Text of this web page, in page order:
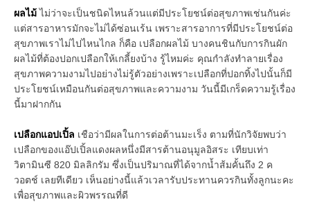
ผลไม้ไม่ว่าจะเป็นชนิดไหนล้วนแต่มีประโยชน์ต่อสุขภาพเช่นกันค่ะ
แต่สารอาหารมักจะไม่ได้ซ่อนเร้น เพราะสารอาการที่มีประโยชน์ต่อ
สุขภาพเราไม่ไปไหนไกล ก็คือ เปลือกผลไม้ บางคนชินกับการกินผัก
ผลไม้ที่ต้องปอกเปลือกให้เกลี้ยงบ้าง รู้ไหมค่ะ คุณกำลังทำลายเรื่อง
สุขภาพความงามไปอย่างไม่รู้ตัวอย่างเพราะเปลือกที่ปอกทิ้งไปนั้นก็มี
ประโยชน์เหมือนกันต่อสุขภาพและความงาม วันนี้มีเกร็ดความรู้เรื่อง
นี้มาฝากกัน
เปลือกแอปเปิ้ล เชือว่ามีผลในการต่อต้านมะเร็ง ตามที่นักวิจัยพบว่า
เปลือกของแอ๊ปเปิ้ลแดงผลหนึ่งมีสารต้านอนุมูลอิสระ เทียบเท่า
วิตามินซี 820 มิลลิกรัม ซึ่งเป็นปริมาณที่ได้จากน้ำส้มคั้นถึง 2 ค
วอตช์ เลยทีเดียว เห็นอย่างนี้แล้วเวลารับประทานควรกินทั้งลูกนะคะ
เพื่อสุขภาพและผิวพรรณที่ดี